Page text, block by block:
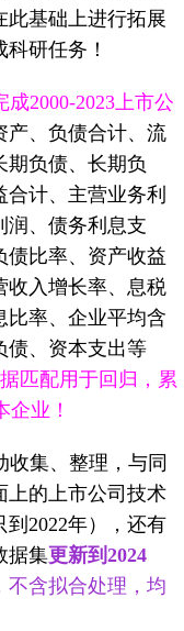
此基础上进行拓展
科研任务！
2023上市公
产、负债合计、流
期负债、长期负
计、主营业务利
润、债务利息支
债比率、资产收益
收入增长率、息税
比率、企业平均含
债、资本支出等
匹配用于回归，累
企业！
收集、整理，与同
上的上市公司技术
2022年），还有
据集更新到2024
不含拟合处理，均